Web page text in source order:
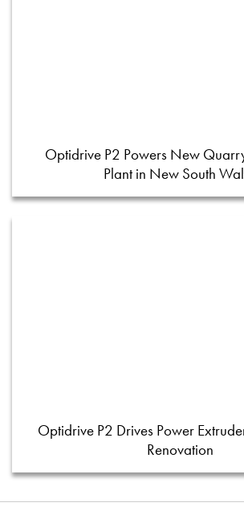
Optidrive P2 Powers New
Plant in New South
Optidrive P2 Drives Power
Renovation